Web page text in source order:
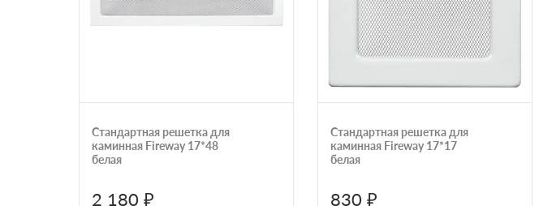
Стандартная решетка для
каминная Fireway 17*48
белая
2 180 ₽
Стандартная решетка для
каминная Fireway 17*17
белая
830 ₽